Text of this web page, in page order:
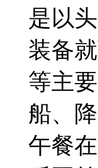
是以
装备
等主
船、
午餐